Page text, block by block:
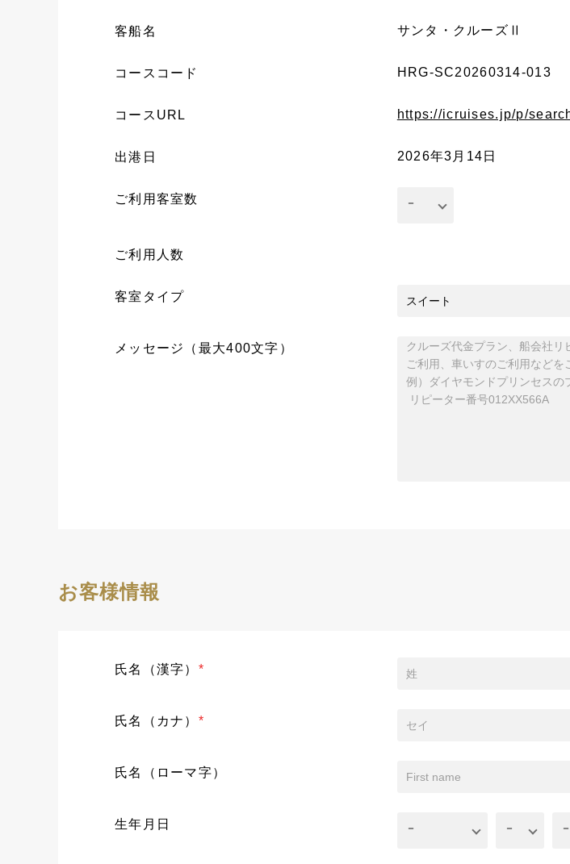
客船名 サンタ・クルーズⅡ
コースコード HRG-SC20260314-013
コースURL https://icruises.jp/p/
出港日 2026年3月14日
ご利用客室数
ご利用人数
客室タイプ
メッセージ（最大400文字）
お客様情報
氏名（漢字） *
氏名（カナ） *
氏名（ローマ字）
生年月日